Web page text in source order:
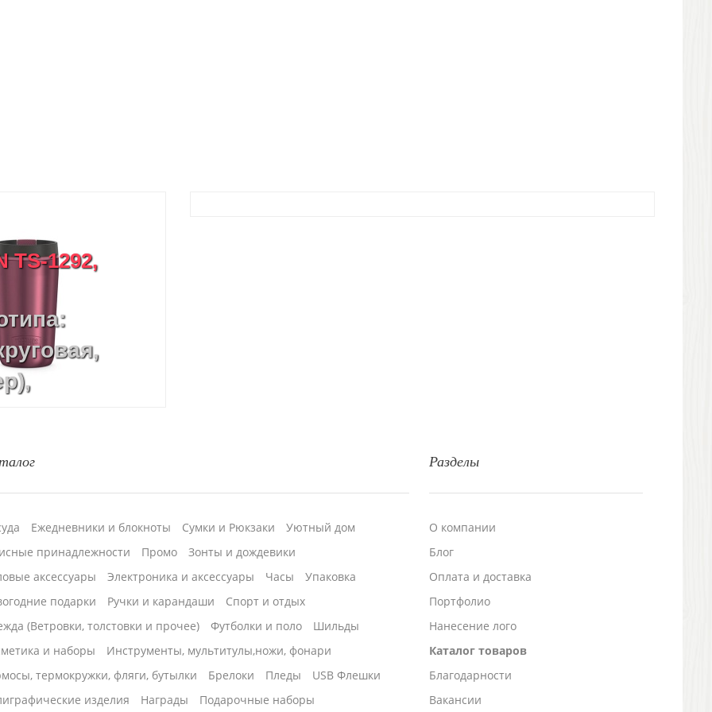
TS-1292,
Разделы
О компании
Блог
Оплата и доставка
Портфолио
Нанесение лого
Каталог товаров
Благодарности
Вакансии
Ежедневники и блокноты Сумки и Рюкзаки
Уютный дом
принадлежности
Промо
Зонты и дождевики
аксессуары
Электроника и аксессуары Часы
Упаковка
подарки
Ручки и карандаши
Спорт и отдых
(Ветровки, толстовки и прочее)
Футболки и поло
Шильды
и наборы
Инструменты, мультитулы,ножи, фонари
термокружки, фляги, бутылки
Брелоки Пледы
USB Флешки
изделия
Награды Подарочные наборы